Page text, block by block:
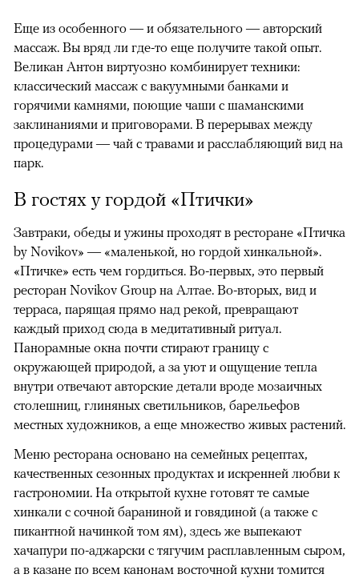
Еще из особенного — и обязательного — авторский
массаж. Вы вряд ли где-то еще получите такой опыт.
Великан Антон виртуозно комбинирует техники:
классический массаж с вакуумными банками и
горячими камнями, поющие чаши с шаманскими
заклинаниями и приговорами. В перерывах между
процедурами — чай с травами и расслабляющий вид на
парк.
В гостях у гордой «Птички»
Завтраки, обеды и ужины проходят в ресторане «Птичка
by Novikov» — «маленькой, но гордой хинкальной».
«Птичке» есть чем гордиться. Во-первых, это первый
ресторан Novikov Group на Алтае. Во-вторых, вид и
терраса, парящая прямо над рекой, превращают
каждый приход сюда в медитативный ритуал.
Панорамные окна почти стирают границу с
окружающей природой, а за уют и ощущение тепла
внутри отвечают авторские детали вроде мозаичных
столешниц, глиняных светильников, барельефов
местных художников, а еще множество живых растений.
Меню ресторана основано на семейных рецептах,
качественных сезонных продуктах и искренней любви к
гастрономии. На открытой кухне готовят те самые
хинкали с сочной бараниной и говядиной (а также с
пикантной начинкой том ям), здесь же выпекают
хачапури по-аджарски с тягучим расплавленным сыром,
а в казане по всем канонам восточной кухни томится